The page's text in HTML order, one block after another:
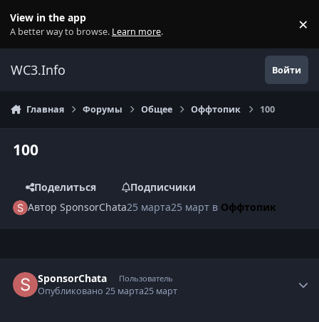
View in the app
A better way to browse. Learn more. ×
WC3.Info Войти
Главная Форумы Общее Оффтопик 100
100
Поделиться
Подписчики
АвторSponsorChata25 марта25 март в Оффтопик
SponsorChata Пользователь
Опубликовано25 марта25 март